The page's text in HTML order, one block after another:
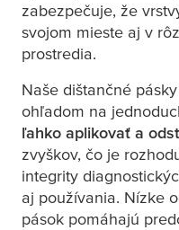
zabezpečuje, že
svojom mieste aj v
prostredia.
Naše dištančné
ohľadom na
ľahko aplikovať a
zvyškov, čo je
integrity
aj používania. Nízke
pások pomáhajú